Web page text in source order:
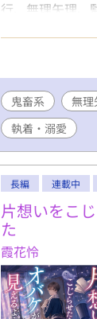
行、無理矢理
鬼畜系 無理
執着・溺愛
長編 連載中
片想いをこ
た
霞花怜